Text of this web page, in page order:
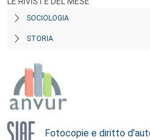
SOCIOLOGIA
STORIA
Fotocopie e diritto